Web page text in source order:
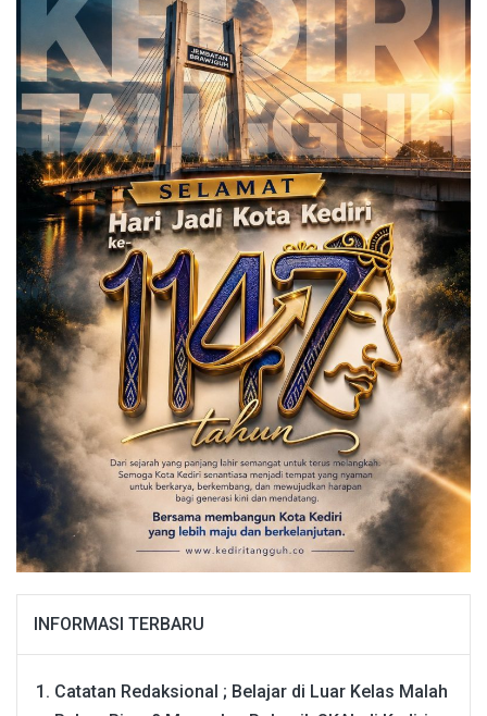
INFORMASI TERBARU
Catatan Redaksional ; Belajar di Luar Kelas Malah